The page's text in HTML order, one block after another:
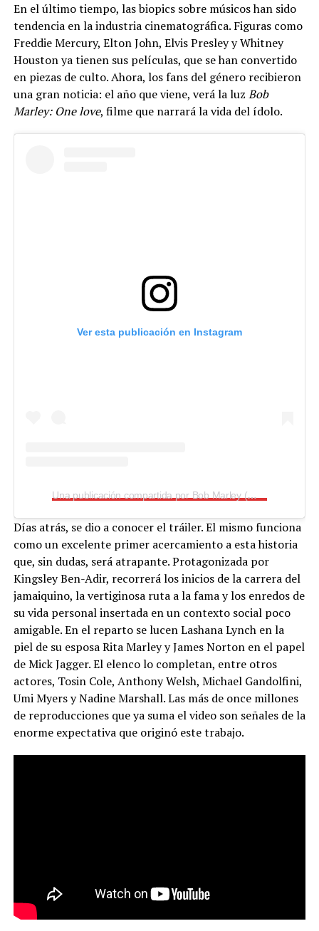
En el último tiempo, las biopics sobre músicos han sido
tendencia en la industria cinematográfica. Figuras como
Freddie Mercury, Elton John, Elvis Presley y Whitney
Houston ya tienen sus películas, que se han convertido
en piezas de culto. Ahora, los fans del género recibieron
una gran noticia: el año que viene, verá la luz Bob
Marley: One love, filme que narrará la vida del ídolo.
Ver esta publicación en Instagram
Una publicación compartida por Bob Marley (@bobmarley)
Días atrás, se dio a conocer el tráiler. El mismo funciona
como un excelente primer acercamiento a esta historia
que, sin dudas, será atrapante. Protagonizada por
Kingsley Ben-Adir, recorrerá los inicios de la carrera del
jamaiquino, la vertiginosa ruta a la fama y los enredos de
su vida personal insertada en un contexto social poco
amigable. En el reparto se lucen Lashana Lynch en la
piel de su esposa Rita Marley y James Norton en el papel
de Mick Jagger. El elenco lo completan, entre otros
actores, Tosin Cole, Anthony Welsh, Michael Gandolfini,
Umi Myers y Nadine Marshall. Las más de once millones
de reproducciones que ya suma el video son señales de la
enorme expectativa que originó este trabajo.